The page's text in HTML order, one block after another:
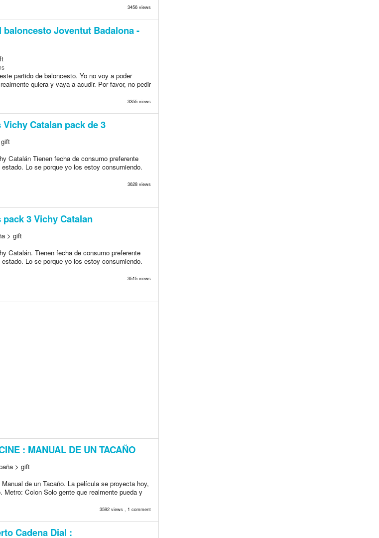
3456 views
baloncesto Joventut Badalona -
partido de baloncesto. Yo no voy a poder
quiera y vaya a acudir. Por favor, no pedir
3355 views
Catalan pack de 3
Catalán Tienen fecha de consumo preferente
Lo se porque yo los estoy consumiendo.
3628 views
3 Vichy Catalan
> gift
Catalán. Tienen fecha de consumo preferente
Lo se porque yo los estoy consumiendo.
3515 views
: MANUAL DE UN TACAÑO
> gift
de un Tacaño. La película se proyecta hoy,
Metro: Colon Solo gente que realmente pueda y
3592 views , 1 comment
Cadena Dial :